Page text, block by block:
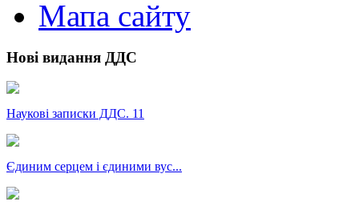
Мапа сайту
Нові видання ДДС
Наукові записки ДДС. 11
Єдиним серцем і єдиними вус...